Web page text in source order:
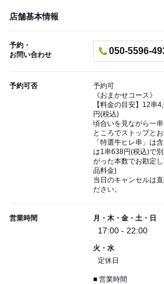
店舗基本情報
予約・
お問い合わせ
050-5596-
予約可否
予約可
《おまかせコース》
【料金の目安】12串
円(税込)
頃合いを見ながら一
ところでストップとお
「特選牛ヒレ串」は
は1串638円(税込)で
がった本数でお勘定
品料金)
当日のキャンセルは
ださい。
営業時間 月・木・金・土・日
17:00 - 22:00
火・水
定休日
■ 営業時間